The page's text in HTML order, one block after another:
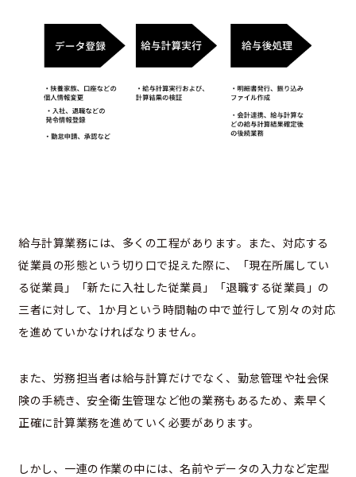
給与計算業務には、多くの工程があります。また、対応する
従業員の形態という切り口で捉えた際に、「現在所属してい
る従業員」「新たに入社した従業員」「退職する従業員」の
三者に対して、1か月という時間軸の中で並行して別々の対応
を進めていかなければなりません。
また、労務担当者は給与計算だけでなく、勤怠管理や社会保
険の手続き、安全衛生管理など他の業務もあるため、素早く
正確に計算業務を進めていく必要があります。
しかし、一連の作業の中には、名前やデータの入力など定型